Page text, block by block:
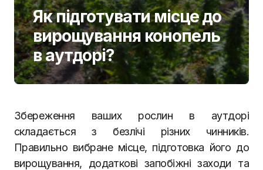
Як підготувати місце до
вирощування конопель
в аутдорі?
Збереження ваших рослин в аутдорі
складається з безлічі різних чинників.
Правильно вибране місце, підготовка його до
вирощування, додаткові запобіжні заходи та